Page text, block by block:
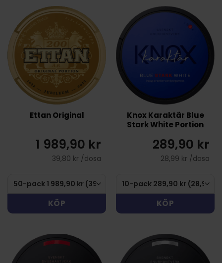
Ettan Original
1 989,90 kr
39,80 kr /dosa
KÖP
Knox Karaktär Blue
Stark White Portion
289,90 kr
28,99 kr /dosa
KÖP